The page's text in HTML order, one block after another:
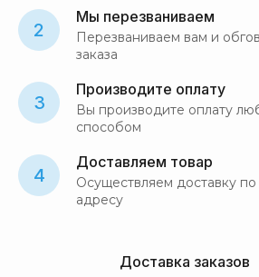
2
Мы перезваниваем
Перезваниваем вам и
заказа
3
Производите оплату
Вы производите оплату
способом
4
Доставляем товар
Осуществляем доставку
адресу
Доставка заказов